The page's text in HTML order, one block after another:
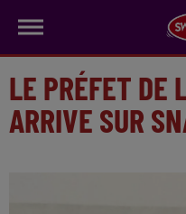
LE PRÉFET DE
ARRIVE SUR